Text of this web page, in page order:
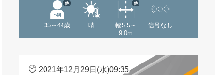
35～44歳
他
晴
幅5.5～
9.0m
他
信号なし
2021年12月29日(水)09:35